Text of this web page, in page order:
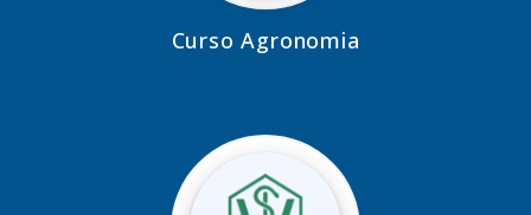
Curso Agronomia